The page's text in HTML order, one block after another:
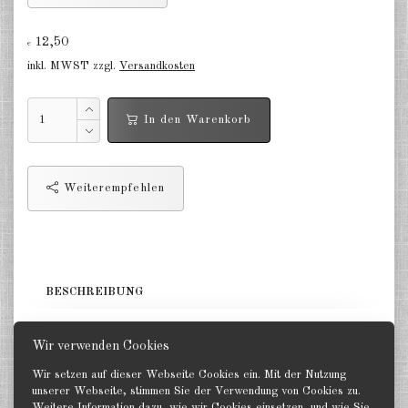
Wir verwenden Cookies
Wir setzen auf dieser Webseite Cookies ein. Mit der Nutzung
unserer Webseite, stimmen Sie der Verwendung von Cookies zu.
Russland 1:2400
€ 12,50
inkl. MWST zzgl. Versandkosten
In den Warenkorb
Weiterempfehlen
BESCHREIBUNG